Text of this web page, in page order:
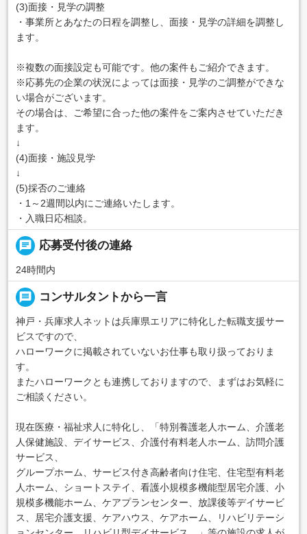
(3)面接・見学の調整
・事業所とあなたの日程を調整し、面接・見学の詳細を調整し
ます。
※複数の面接設定も可能です。他の案件もご紹介できます。
※応募先の企業の状況によっては面接・見学のご調整ができな
い場合がございます。
その場合は、ご希望に合った他の案件をご案内させていただき
ます。
↓
(4)面接・施設見学
↓
(5)採否のご連絡
・1～2週間以内にご連絡いたします。
・入職日応相談。
chat 応募受付後の連絡
24時間内
message コンサルタントから一言
神戸・兵庫求人ネットは兵庫県エリアに特化した転職支援サー
ビスですので、
ハローワークに掲載されていないお仕事も取り扱っておりま
す。
またハローワークとも連携しておりますので、まずはお気軽に
ご相談ください。
現在医療・福祉求人に特化し、「特別養護老人ホーム、介護老
人保健施設、デイサービス、介護付有料老人ホーム、訪問介護
サービス、
グループホーム、サービス付き高齢者向け住宅、住宅型有料老
人ホーム、ショートステイ、看護小規模多機能型居宅介護、小
規模多機能ホーム、ケアプランセンター、放課後等デイサービ
ス、居宅介護支援、ケアハウス、ケアホーム、リハビリテーシ